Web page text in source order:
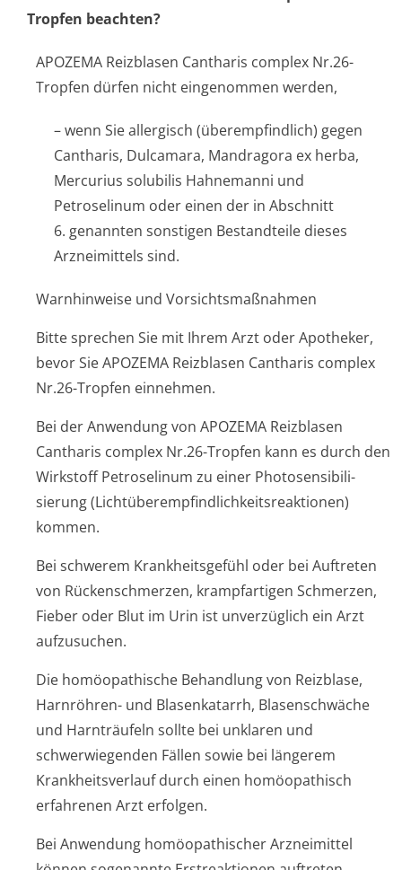
Tropfen beachten?
APOZEMA Reizblasen Cantharis complex Nr.26-
Tropfen dürfen nicht eingenommen werden,
– wenn Sie allergisch (überempfindlich) gegen
Cantharis, Dulcamara, Mandragora ex herba,
Mercurius solubilis Hahnemanni und
Petroselinum oder einen der in Abschnitt
6. genannten sonstigen Bestandteile dieses
Arzneimittels sind.
Warnhinweise und Vorsichtsmaßnahmen
Bitte sprechen Sie mit Ihrem Arzt oder Apotheker,
bevor Sie APOZEMA Reizblasen Cantharis complex
Nr.26-Tropfen einnehmen.
Bei der Anwendung von APOZEMA Reizblasen
Cantharis complex Nr.26-Tropfen kann es durch den
Wirkstoff Petroselinum zu einer Photosensibili­
sierung (Lichtüberempfin­dlichkeitsreak­tionen)
kommen.
Bei schwerem Krankheitsgefühl oder bei Auftreten
von Rückenschmerzen, krampfartigen Schmerzen,
Fieber oder Blut im Urin ist unverzüglich ein Arzt
aufzusuchen.
Die homöopathische Behandlung von Reizblase,
Harnröhren- und Blasenkatarrh, Blasenschwäche
und Harnträufeln sollte bei unklaren und
schwerwiegenden Fällen sowie bei längerem
Krankheitsverlauf durch einen homöopathisch
erfahrenen Arzt erfolgen.
Bei Anwendung homöopathischer Arzneimittel